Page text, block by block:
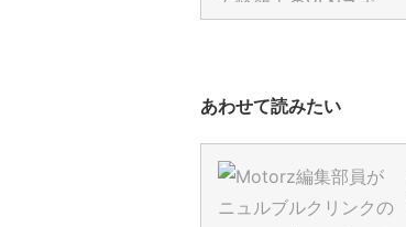
あわせて読みたい